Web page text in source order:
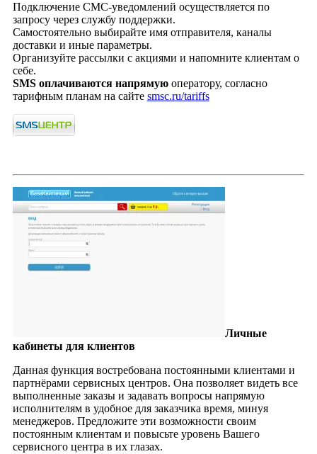
Подключение СМС-уведомлений осуществляется по
запросу через службу поддержки.
Самостоятельно выбирайте имя отправителя, каналы
доставки и иные параметры.
Организуйте рассылки с акциями и напомните клиентам о
себе.
SMS оплачиваются напрямуюоператору, согласно
тарифным планам на сайте smsc.ru/tariffs
Личные
кабинеты для клиентов
Данная функция востребована постоянными клиентами и
партнёрами сервисных центров. Она позволяет видеть все
выполненные заказы и задавать вопросы напрямую
исполнителям в удобное для заказчика время, минуя
менеджеров. Предложите эти возможности своим
постоянным клиентам и повысьте уровень Вашего
сервисного центра в их глазах.